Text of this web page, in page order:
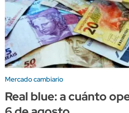
Mercado cambiario
Real blue: a cuánto